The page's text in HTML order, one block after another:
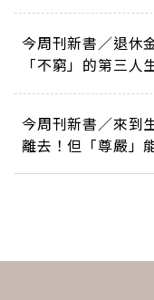
今周刊新書／退休
「不窮」的第三人
今周刊新書／來到
離去！但「尊嚴」